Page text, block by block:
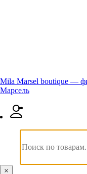
Mila Marsel boutique —
Марсель
×